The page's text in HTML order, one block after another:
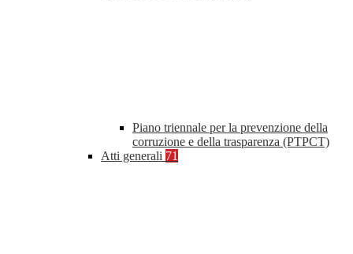
Piano triennale per la prevenzione della
corruzione e della trasparenza (PTPCT)
Atti generali 71